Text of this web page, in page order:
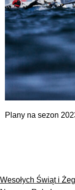
Plany na sezon
Nawigacja
Wesołych Świąt i